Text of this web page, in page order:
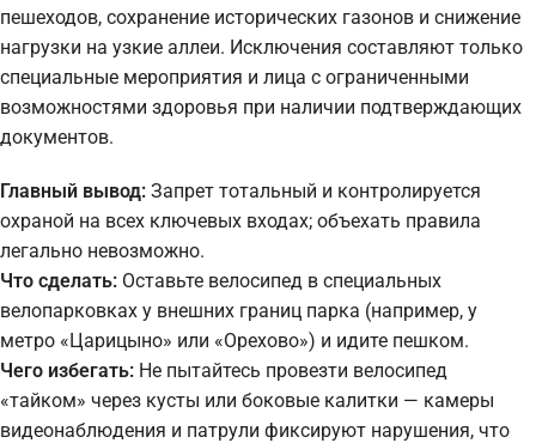
пешеходов, сохранение исторических газонов и снижение
нагрузки на узкие аллеи. Исключения составляют только
специальные мероприятия и лица с ограниченными
возможностями здоровья при наличии подтверждающих
документов.
Главный вывод: Запрет тотальный и контролируется
охраной на всех ключевых входах; объехать правила
легально невозможно.
Что сделать: Оставьте велосипед в специальных
велопарковках у внешних границ парка (например, у
метро «Царицыно» или «Орехово») и идите пешком.
Чего избегать: Не пытайтесь провезти велосипед
«тайком» через кусты или боковые калитки — камеры
видеонаблюдения и патрули фиксируют нарушения, что